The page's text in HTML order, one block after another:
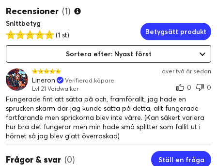
Recensioner (1)
Snittbetyg
(1 st)
Betygsätt produkt
Sortera efter: Nyast först
över två år sedan
Lineron
Verifierad köpare
Lvl 21 Voidwalker
0
0
Fungerade fint att sätta på och, framförallt, jag hade en
sprucken skärm där jag kunde sätta på detta, allt fungerade
fortfarande men sprickorna blev inte värre. (Kan säkert variera
hur bra det fungerar men min hade små splitter som fallit ut i
hörnet så jag blev glatt överraskad)
Frågor & svar (0) Ställ en fråga